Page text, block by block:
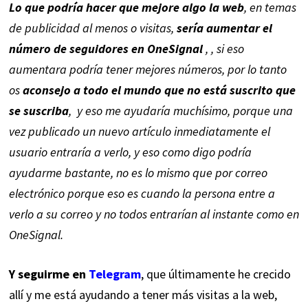
Lo que podría hacer que mejore algo la web, en temas
de publicidad al menos o visitas, sería aumentar el
número de seguidores en OneSignal, , si eso
aumentara podría tener mejores números, por lo tanto
osaconsejo a todo el mundo que no está suscrito que
se suscriba, y eso me ayudaría muchísimo, porque una
vez publicado un nuevo artículo inmediatamente el
usuario entraría a verlo, y eso como digo podría
ayudarme bastante, no es lo mismo que por correo
electrónico porque eso es cuando la persona entre a
verlo a su correo y no todos entrarían al instante como en
OneSignal.
Y seguirme en Telegram, que últimamente he crecido
allí y me está ayudando a tener más visitas a la web,